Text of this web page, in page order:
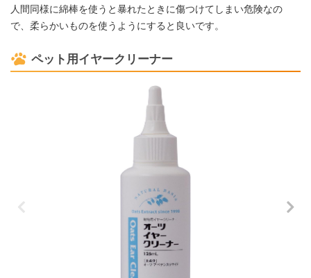
人間同様に綿棒を使うと暴れたときに傷つけてしまい危険なの
で、柔らかいものを使うようにすると良いです。
ペット用イヤークリーナー